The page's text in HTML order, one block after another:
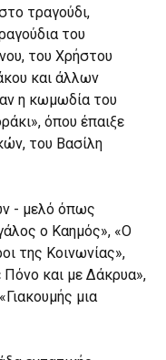
τραγούδι,
του
του Χρήστου
και άλλων
η κωμωδία του
όπου έπαιξε
του Βασίλη
- μελό όπως
ο Καημός», «Ο
της Κοινωνίας»,
και με Δάκρυα»,
μια